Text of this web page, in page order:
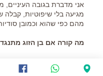
אני מדברת בגובה העיניים,
מגיעה בלי שיפוטיות, קבלה
מהם כפי שהוא וכמובן
מה קורה אם בן הזוג
זה. אפשר לעשות תהליך גם